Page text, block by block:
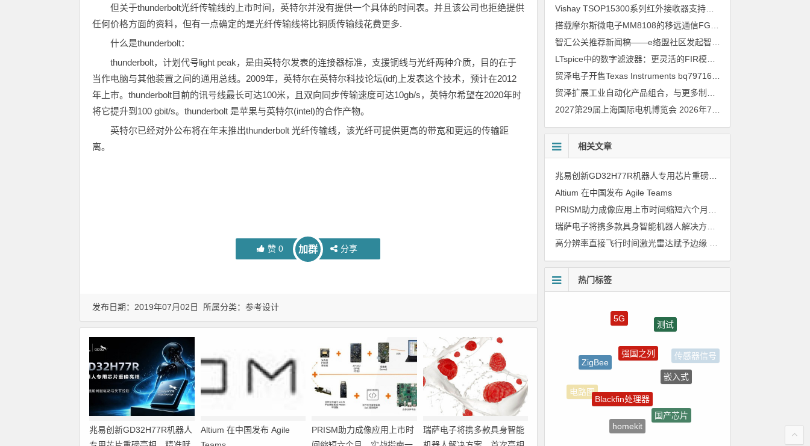
但关于thunderbolt光纤传输线的上市时间，英特尔并没有提供一个具体的时间表。并且该公司也拒绝提供
任何价格方面的资料，但有一点确定的是光纤传输线将比铜质传输线花费更多.
什么是thunderbolt：
thunderbolt，计划代号light peak，是由英特尔发表的连接器标准，支援铜线与光纤两种介质，目的在于
当作电脑与其他装置之间的通用总线。2009年，英特尔在英特尔科技论坛(idf)上发表这个技术，预计在2012
年上巿。thunderbolt目前的讯号线最长可达100米，且双向同步传输速度可达10gb/s，英特尔希望在2020年时
将它提升到100 gbit/s。thunderbolt 是苹果与英特尔(intel)的合作产物。
英特尔已经对外公布将在年末推出thunderbolt 光纤传输线，该光纤可提供更高的带宽和更远的传输距
离。
赞0 加群 分享
发布日期：2019年07月02日 所属分类： 参考设计
兆易创新GD32H77R机器人
Altium 在中国发布 Agile
PRISM助力成像应用上市时
瑞萨电子将携多款具身智能
Vishay TSOP15300系列红外接收器支持所有主流遥控代码
LTspice中的数字滤波器：更灵活的FIR模型
2027第29届上海国际电机博览会 2026年7月30日
相关文章
兆易创新GD32H77R机器人专用芯片重磅亮相，精准赋能伺服驱动与关节控制
Altium 在中国发布 Agile Teams
热门标签
5G
测试
传感器信号
电路图
嵌入式
国产芯片
homekit
Blackfin处理器